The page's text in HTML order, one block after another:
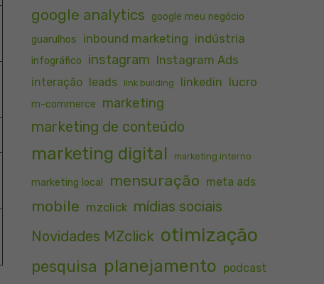
google analytics
google meu negócio
guarulhos
inbound marketing indústria
infográfico instagram Instagram Ads
interação leads link building linkedin lucro
m-commerce marketing
marketing de conteúdo
marketing digital marketing interno
marketing local mensuração meta ads
mobile mzclick mídias sociais
Novidades MZclick otimização
pesquisa planejamento podcast